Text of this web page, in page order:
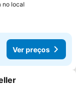
no local
Ver preços
favoritos